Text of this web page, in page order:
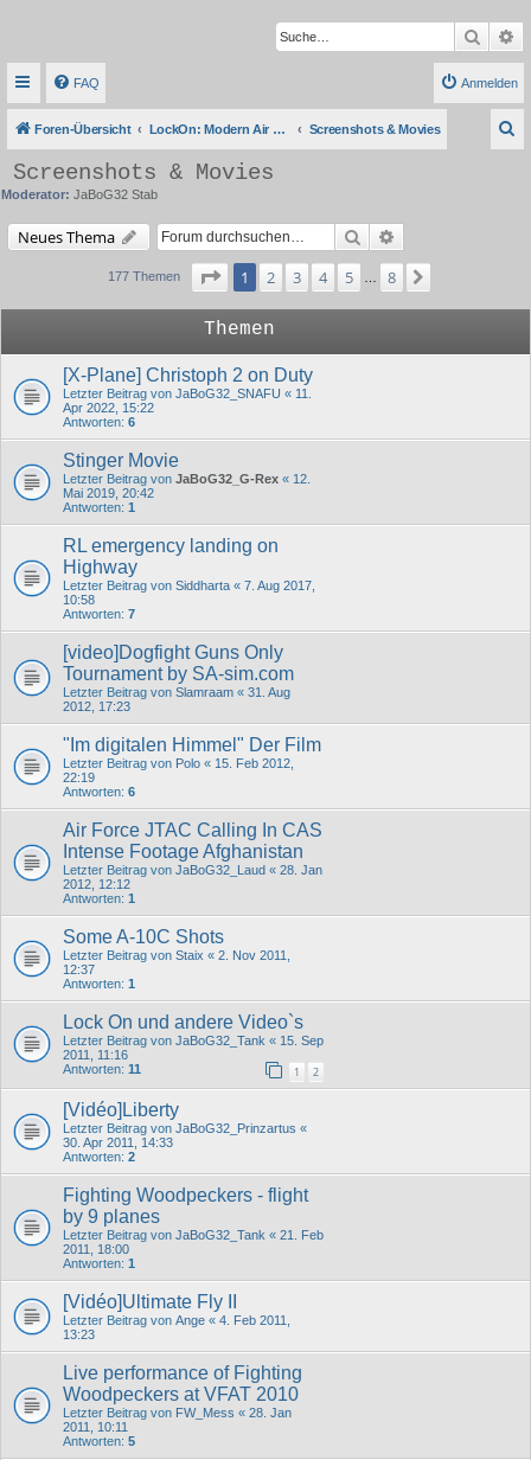
Suche
FAQ Anmelden
Foren-Übersicht LockOn: Modern Air Combat Simulation Screenshots & Movies
Screenshots & Movies
Moderator: JaBoG32 Stab
Neues Thema Suche
177 Themen Seite von
1 2 3 4 5 8
Themen
[X-Plane] Christoph 2 on Duty
Letzter Beitrag von JaBoG32_SNAFU « 11.
Apr 2022, 15:22
Antworten: 6
Stinger Movie
Letzter Beitrag von JaBoG32_G-Rex « 12.
Mai 2019, 20:42
Antworten: 1
RL emergency landing on
Highway
Letzter Beitrag von Siddharta « 7. Aug 2017,
10:58
Antworten: 7
[video]Dogfight Guns Only
Tournament by SA-sim.com
Letzter Beitrag von Slamraam « 31. Aug
2012, 17:23
"Im digitalen Himmel" Der Film
Letzter Beitrag von Polo « 15. Feb 2012,
22:19
Antworten: 6
Air Force JTAC Calling In CAS
Intense Footage Afghanistan
Letzter Beitrag von JaBoG32_Laud « 28. Jan
2012, 12:12
Antworten: 1
Some A-10C Shots
Letzter Beitrag von Staix « 2. Nov 2011,
12:37
Antworten: 1
Lock On und andere Video`s
Letzter Beitrag von JaBoG32_Tank « 15. Sep
2011, 11:16
Antworten: 11 1 2
[Vidéo]Liberty
Letzter Beitrag von JaBoG32_Prinzartus «
30. Apr 2011, 14:33
Antworten: 2
Fighting Woodpeckers - flight
by 9 planes
Letzter Beitrag von JaBoG32_Tank « 21. Feb
2011, 18:00
Antworten: 1
[Vidéo]Ultimate Fly II
Letzter Beitrag von Ange « 4. Feb 2011,
13:23
Live performance of Fighting
Woodpeckers at VFAT 2010
Letzter Beitrag von FW_Mess « 28. Jan
2011, 10:11
Antworten: 5